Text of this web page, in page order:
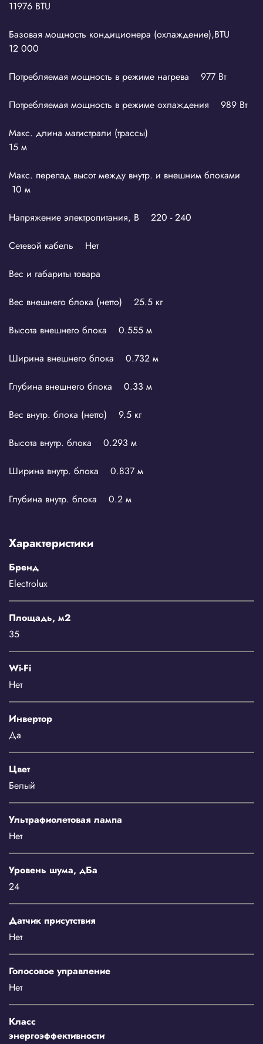
11976 BTU
Базовая мощность кондиционера (охлаждение),BTU
12 000
Потребляемая мощность в режиме нагрева 977 Вт
Потребляемая мощность в режиме охлаждения 989 Вт
Макс. длина магистрали (трассы)
15 м
Макс. перепад высот между внутр. и внешним блоками
10 м
Напряжение электропитания, В 220 - 240
Сетевой кабель Нет
Вес и габариты товара
Вес внешнего блока (нетто) 25.5 кг
Высота внешнего блока 0.555 м
Ширина внешнего блока 0.732 м
Глубина внешнего блока 0.33 м
Вес внутр. блока (нетто) 9.5 кг
Высота внутр. блока 0.293 м
Ширина внутр. блока 0.837 м
Глубина внутр. блока 0.2 м
Характеристики
Бренд
Electrolux
Площадь, м2
35
Wi-Fi
Нет
Инвертор
Да
Цвет
Белый
Ультрафиолетовая лампа
Нет
Уровень шума, дБа
24
Датчик присутствия
Нет
Голосовое управление
Нет
Класс
энергоэффективности